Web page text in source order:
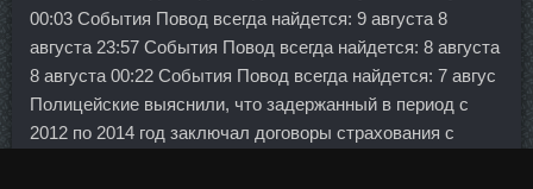
00:03 События Повод всегда найдется: 9 августа 8
августа 23:57 События Повод всегда найдется: 8 августа
8 августа 00:22 События Повод всегда найдется: 7 авгус
Полицейские выяснили, что задержанный в период с
2012 по 2014 год заключал договоры страхования с